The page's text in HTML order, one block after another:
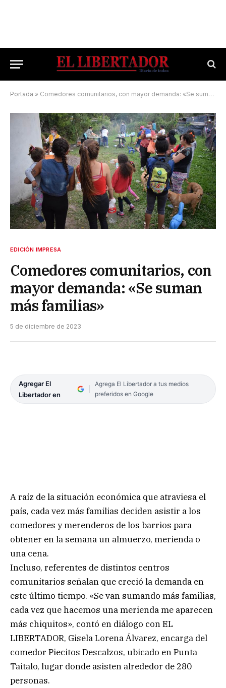
Portada » Comedores comunitarios, con mayor demanda: «Se suman más familias»
EDICIÓN IMPRESA
Comedores comunitarios, con
mayor demanda: «Se suman
más familias»
5 de diciembre de 2023
Agregar El
Libertador en
Agrega El Libertador a tus medios
preferidos en Google
A raíz de la situación económica que atraviesa el
país, cada vez más familias deciden asistir a los
comedores y merenderos de los barrios para
obtener en la semana un almuerzo, merienda o
una cena.
Incluso, referentes de distintos centros
comunitarios señalan que creció la demanda en
este último tiempo. «Se van sumando más familias,
cada vez que hacemos una merienda me aparecen
más chiquitos», contó en diálogo con EL
LIBERTADOR, Gisela Lorena Álvarez, encarga del
comedor Piecitos Descalzos, ubicado en Punta
Taitalo, lugar donde asisten alrededor de 280
personas.